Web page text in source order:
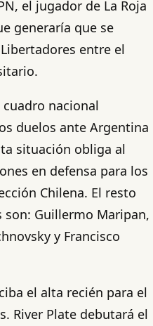
el jugador de La Roja
generaría que se
entre el
nacional
duelos ante Argentina
situación obliga al
en defensa para los
Chilena. El resto
son: Guillermo Maripan,
y Francisco
el alta recién para el
River Plate debutará el